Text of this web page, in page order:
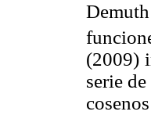
(2009)
serie